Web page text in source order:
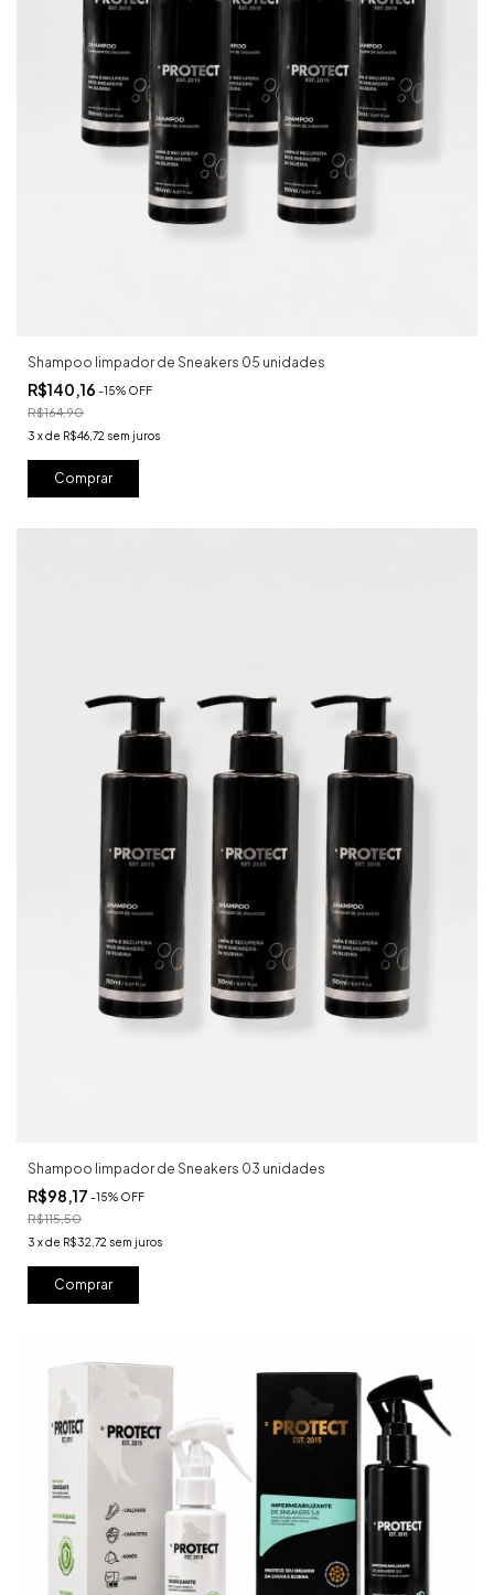
Shampoo limpador de Sneakers 05 unidades
R$140,16 -15% OFF
R$164,90
3 xde R$46,72 sem juros
Shampoo limpador de Sneakers 03 unidades
R$98,17 -15% OFF
R$115,50
3 xde R$32,72 sem juros